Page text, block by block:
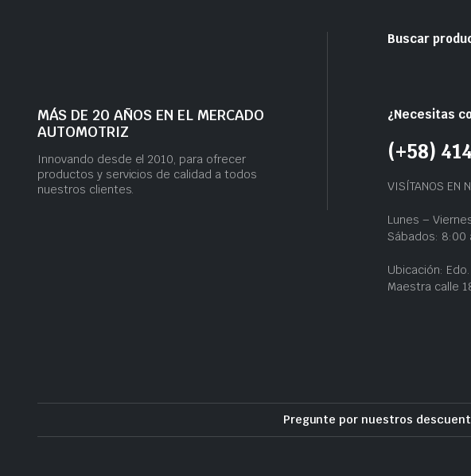
MÁS DE 20 AÑOS EN EL MERCADO
AUTOMOTRIZ
Innovando desde el 2010, para ofrecer
productos y servicios de calidad a todos
nuestros clientes.
Buscar
¿Necesitas
(+58)
VISÍTANOS EN
Lunes –
Sábados: 8:00
Ubicación:
Maestra calle
Pregunte por nuestros